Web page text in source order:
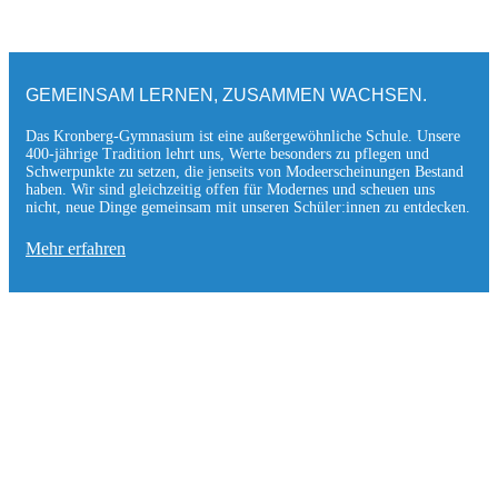
GEMEINSAM LERNEN, ZUSAMMEN WACHSEN.
Das Kronberg-Gymnasium ist eine außergewöhnliche Schule. Unsere
400-jährige Tradition lehrt uns, Werte besonders zu pflegen und
Schwerpunkte zu setzen, die jen­seits von Modeerscheinungen Be­stand
haben. Wir sind gleichzeitig offen für Modernes und scheuen uns
nicht, neue Dinge gemeinsam mit unseren Schüler:innen zu entde­cken.
Mehr erfahren